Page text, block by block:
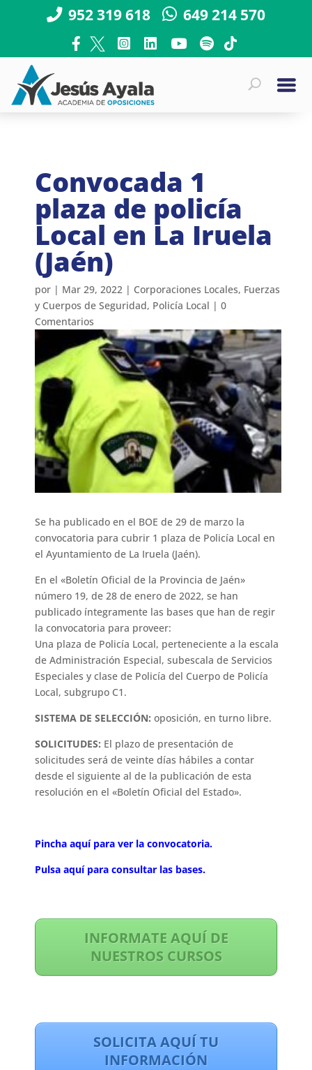
952 319 618 649 214 570
Convocada 1
plaza de policía
Local en La Iruela
(Jaén)
por | Mar 29, 2022 | Corporaciones Locales, Fuerzas
y Cuerpos de Seguridad, Policía Local |0
Comentarios
Se ha publicado en el BOE de 29 de marzo la
convocatoria para cubrir 1 plaza de Policía Local en
el Ayuntamiento de La Iruela (Jaén).
En el «Boletín Oficial de la Provincia de Jaén»
número 19, de 28 de enero de 2022, se han
publicado íntegramente las bases que han de regir
la convocatoria para proveer:
Una plaza de Policía Local, perteneciente a la escala
de Administración Especial, subescala de Servicios
Especiales y clase de Policía del Cuerpo de Policía
Local, subgrupo C1.
SISTEMA DE SELECCIÓN: oposición, en turno libre.
SOLICITUDES: El plazo de presentación de
solicitudes será de veinte días hábiles a contar
desde el siguiente al de la publicación de esta
resolución en el «Boletín Oficial del Estado».
Pincha aquí para ver la convocatoria.
Pulsa aquí para consultar las bases.
INFORMATE AQUÍ DE
NUESTROS CURSOS
SOLICITA AQUÍ TU
INFORMACIÓN